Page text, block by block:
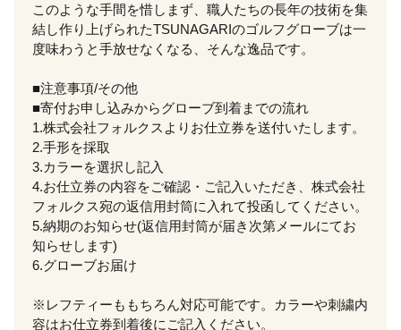
このような手間を惜しまず、職人たちの長年の技術を集
結し作り上げられたTSUNAGARIのゴルフグローブは一
度味わうと手放せなくなる、そんな逸品です。
■注意事項/その他
■寄付お申し込みからグローブ到着までの流れ
1.株式会社フォルクスよりお仕立券を送付いたします。
2.手形を採取
3.カラーを選択し記入
4.お仕立券の内容をご確認・ご記入いただき、株式会社
フォルクス宛の返信用封筒に入れて投函してください。
5.納期のお知らせ(返信用封筒が届き次第メールにてお
知らせします)
6.グローブお届け
※レフティーももちろん対応可能です。カラーや刺繍内
容はお仕立券到着後にご記入ください。